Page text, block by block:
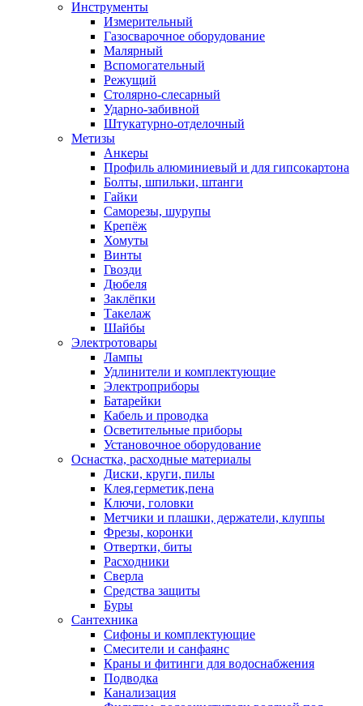
Инструменты
Измерительный
Газосварочное оборудование
Малярный
Вспомогательный
Режущий
Столярно-слесарный
Ударно-забивной
Штукатурно-отделочный
Метизы
Анкеры
Профиль алюминиевый и для гипсокартона
Болты, шпильки, штанги
Гайки
Саморезы, шурупы
Крепёж
Хомуты
Винты
Гвозди
Дюбеля
Заклёпки
Такелаж
Шайбы
Электротовары
Лампы
Удлинители и комплектующие
Электроприборы
Батарейки
Кабель и проводка
Осветительные приборы
Установочное оборудование
Оснастка, расходные материалы
Диски, круги, пилы
Клея,герметик,пена
Ключи, головки
Метчики и плашки, держатели, клуппы
Фрезы, коронки
Отвертки, биты
Расходники
Сверла
Средства защиты
Буры
Сантехника
Сифоны и комплектующие
Смесители и санфаянс
Краны и фитинги для водоснабжения
Подводка
Канализация